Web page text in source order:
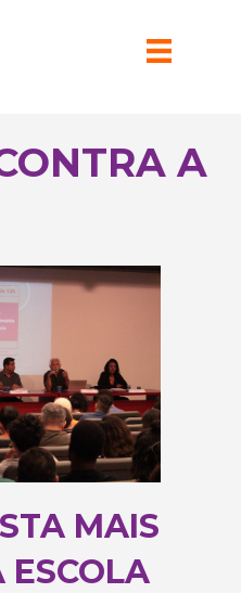
Aberta
A
MAIS
ESCOLA